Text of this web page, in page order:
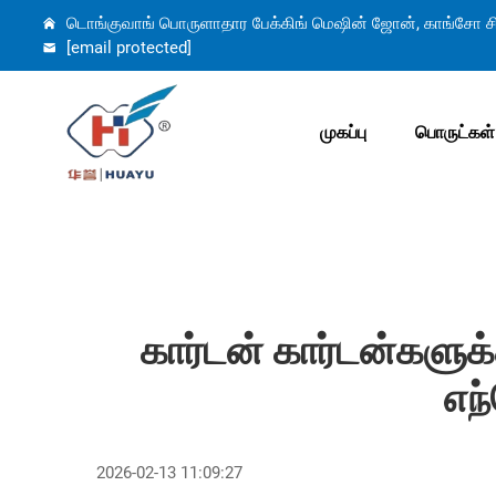
டொங்குவாங் பொருளாதார பேக்கிங் மெஷின் ஜோன், காங்சோ
[email protected]
முகப்பு பொருட்கள்
கார்டன்
2026-02-13 11:09:27